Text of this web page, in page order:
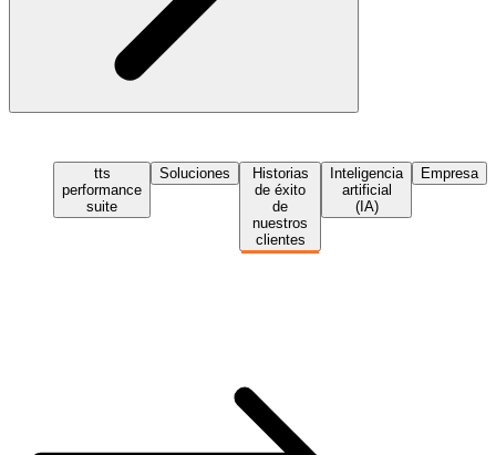
tts
performance
suite
Soluciones
Historias
de éxito
de
nuestros
clientes
Inteligencia
artificial
(IA)
Empresa